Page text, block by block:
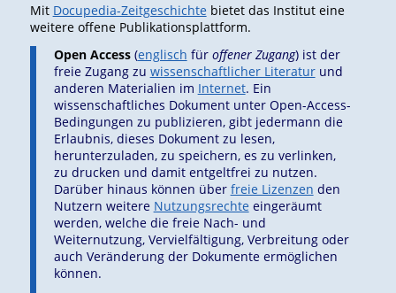
Mit Docupedia-Zeitgeschichte bietet das Institut eine
weitere offene Publikationsplattform.
Open Access(englisch für offener Zugang) ist der
freie Zugang zu wissenschaftlicher Literaturund
anderen Materialien im Internet. Ein
wissenschaftliches Dokument unter Open-Access-
Bedingungen zu publizieren, gibt jedermann die
Erlaubnis, dieses Dokument zu lesen,
herunterzuladen, zu speichern, es zu verlinken,
zu drucken und damit entgeltfrei zu nutzen.
Darüber hinaus können über freie Lizenzen den
Nutzern weitere Nutzungsrechte eingeräumt
werden, welche die freie Nach- und
Weiternutzung, Vervielfältigung, Verbreitung oder
auch Veränderung der Dokumente ermöglichen
können.